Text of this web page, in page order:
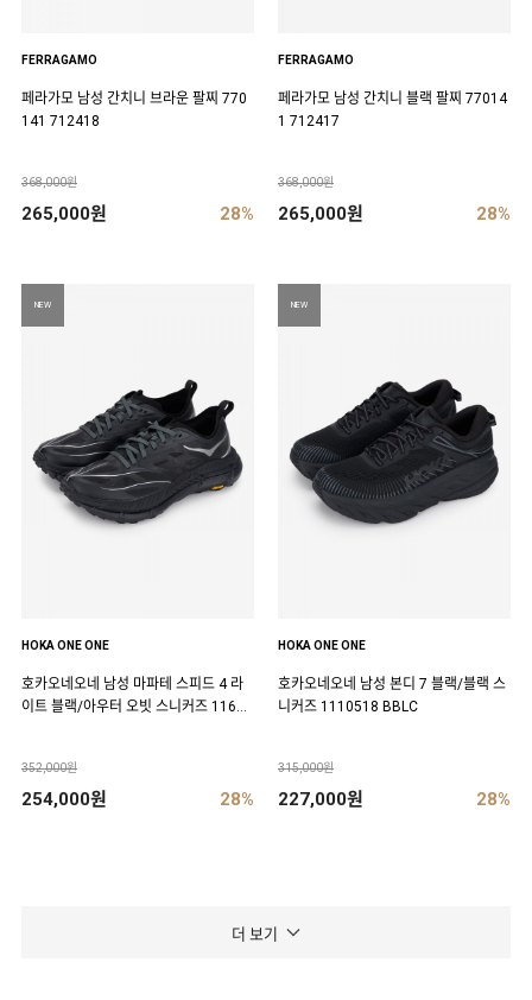
FERRAGAMO
페라가모 남성 간치니 브라운 팔찌 770
141 712418
368,000원
265,000원 28%
FERRAGAMO
페라가모 남성 간치니 블랙 팔찌 77014
1 712417
368,000원
265,000원 28%
NEW
HOKA ONE ONE
호카오네오네 남성 마파테 스피드 4 라
이트 블랙/아우터 오빗 스니커즈 11684
352,000원
254,000원 28%
NEW
HOKA ONE ONE
호카오네오네 남성 본디 7 블랙/블랙 스
니커즈 1110518 BBLC
315,000원
227,000원 28%
더 보기